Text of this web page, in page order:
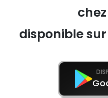
disponible